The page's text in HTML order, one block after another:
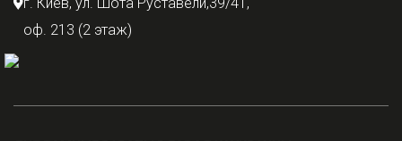
г. Киев, ул. Шота Руставели,39/41,
оф. 213 (2 этаж)